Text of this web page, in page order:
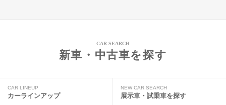
CAR SEARCH
新車・中古車を探す
CAR LINEUP
カーラインアップ
NEW CAR SEARCH
展示車・試乗車を探す